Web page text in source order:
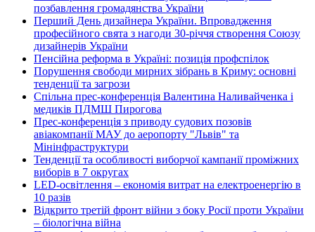
позбавлення громадянства України
Перший День дизайнера України. Впровадження
професійного свята з нагоди 30-річчя створення Союзу
дизайнерів України
Пенсійна реформа в Україні: позиція профспілок
Порушення свободи мирних зібрань в Криму: основні
тенденції та загрози
Спільна прес-конференція Валентина Наливайченка і
медиків ПДМШ Пирогова
Прес-конференція з приводу судових позовів
авіакомпанії МАУ до аеропорту "Львів" та
Мінінфраструктури
Тенденції та особливості виборчої кампанії проміжних
виборів в 7 округах
LED-освітлення – економія витрат на електроенергію в
10 разів
Відкрито третій фронт війни з боку Росії проти України
– біологічна війна